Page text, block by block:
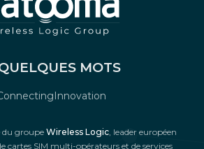
MOTS
groupe Wireless Logic, leader européen
cartes SIM multi-opérateurs et de services